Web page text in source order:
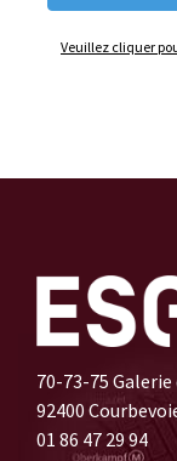
Veuillez cliquer
70-73-75 Galerie
92400
01 86 47 29 94